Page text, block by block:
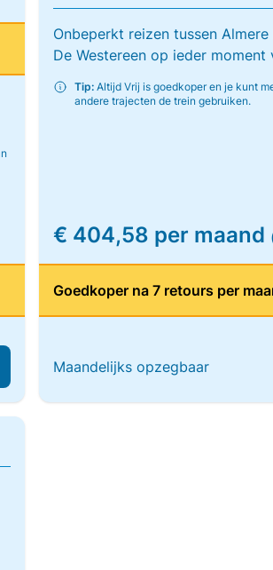
Onbeperkt reizen tussen
De Westereen op ieder moment
Tip:Altijd Vrij is goedkoper en je kunt
andere trajecten de trein gebruiken.
€ 404,58 per maand
Goedkoper na 7 retours per
Maandelijks opzegbaar